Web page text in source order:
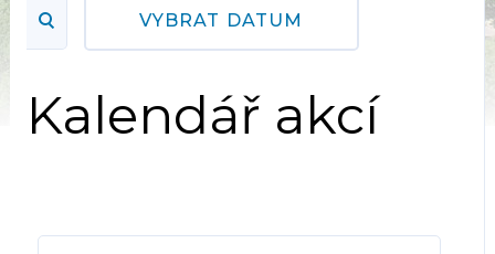
VYBRAT DATUM
Kalendář akcí